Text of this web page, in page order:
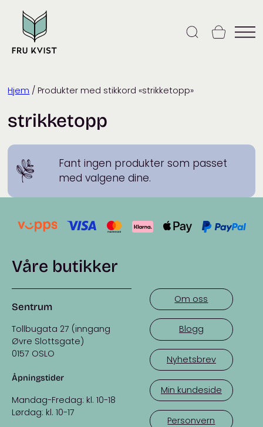
content
Hjem / Produkter med stikkord «strikketopp»
strikketopp
Fant ingen produkter som passet
med valgene dine.
Våre butikker
Sentrum
Tollbugata 27 (inngang
Øvre Slottsgate)
0157 OSLO
Åpningstider
Mandag-Fredag: kl. 10-18
Lørdag: kl. 10-17
Om oss
Blogg
Nyhetsbrev
Min kundeside
Personvern